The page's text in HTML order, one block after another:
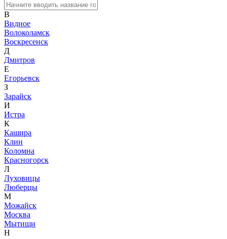
В
Видное
Волоколамск
Воскресенск
Д
Дмитров
Е
Егорьевск
З
Зарайск
И
Истра
К
Кашира
Клин
Коломна
Красногорск
Л
Луховицы
Люберцы
М
Можайск
Москва
Мытищи
Н